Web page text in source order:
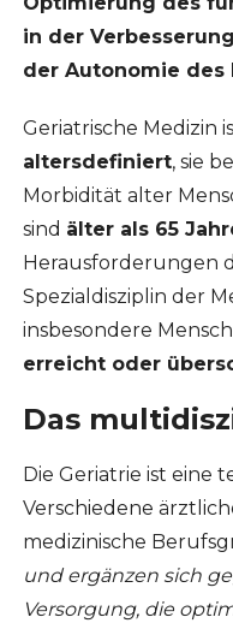
in der
der Autonomie des
Geriatrische Medizin
altersdefiniert, sie
Morbidität alter
sind älter als 65
Herausforderungen
Spezialdisziplin der
insbesondere
erreicht oder
Das
Die Geriatrie ist eine
Verschiedene
medizinische
und ergänzen sich
Versorgung, die